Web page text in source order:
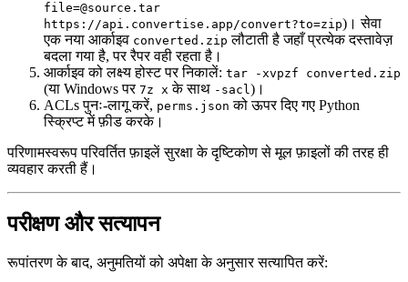
file=@source.tar
https://api.convertise.app/convert?to=zip)। सेवा
एक नया आर्काइव converted.zip लौटाती है जहाँ प्रत्येक दस्तावेज़
बदला गया है, पर रैपर वही रहता है।
आर्काइवको लक्ष्य होस्ट पर निकालें: tar -xvpzf converted.zip
(या Windows पर 7z x के साथ -sacl)।
ACLs पुनः‑लागूकरें, perms.json को ऊपर दिए गए Python
स्क्रिप्ट में फ़ीड करके।
परिणामस्वरूप परिवर्तित फ़ाइलें सुरक्षा के दृष्टिकोण से मूल फ़ाइलों की तरह ही
व्यवहार करती हैं।
परीक्षण और सत्यापन
रूपांतरण के बाद, अनुमतियों को अपेक्षा के अनुसार सत्यापित करें: